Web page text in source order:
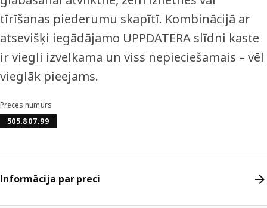
tīrīšanas piederumu skapītī. Kombinācijā ar
atsevišķi iegādājamo UPPDATERA slīdni kaste
ir viegli izvelkama un viss nepieciešamais – vēl
vieglāk pieejams.
Preces numurs
505.807.99
Informācija par preci